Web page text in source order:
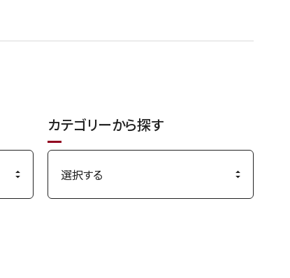
カテゴリーから探す